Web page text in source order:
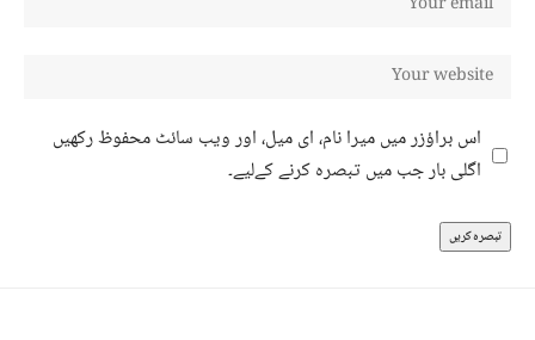
اس براؤزر میں میرا نام، ای میل، اور ویب سائٹ محفوظ رکھیں
اگلی بار جب میں تبصرہ کرنے کےلیے۔